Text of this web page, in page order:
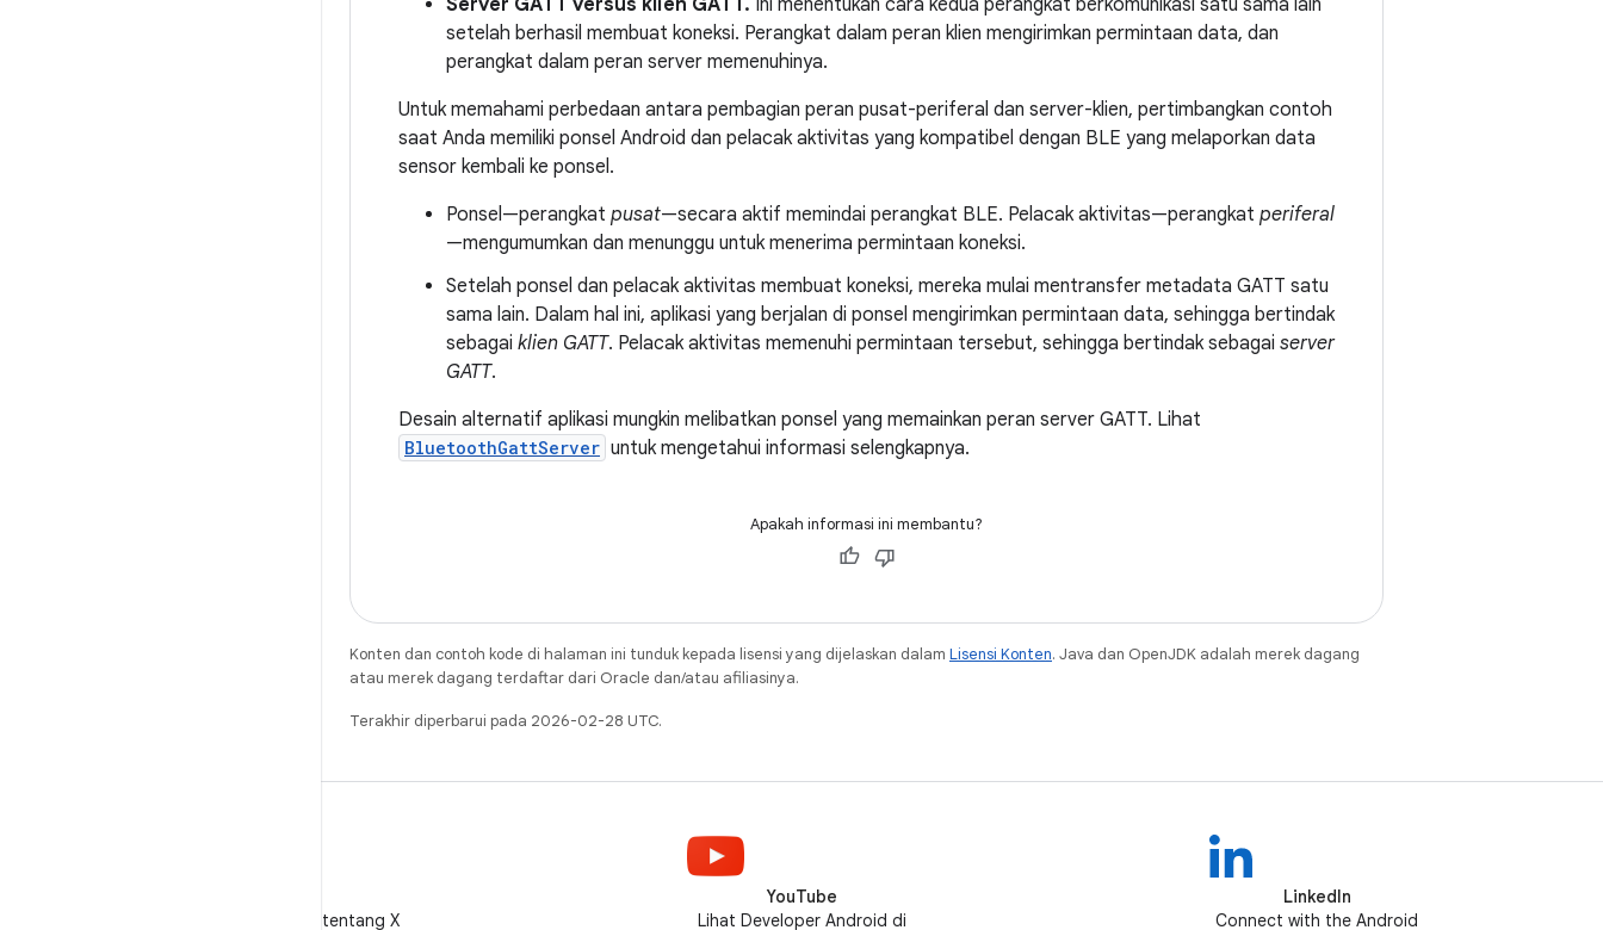
Server GATT versus klien GATT. Ini menentukan cara kedua perangkat berkomunikasi satu sama lain
setelah berhasil membuat koneksi. Perangkat dalam peran klien mengirimkan permintaan data, dan
perangkat dalam peran server memenuhinya.
Untuk memahami perbedaan antara pembagian peran pusat-periferal dan server-klien, pertimbangkan contoh
saat Anda memiliki ponsel Android dan pelacak aktivitas yang kompatibel dengan BLE yang melaporkan data
sensor kembali ke ponsel.
Ponsel—perangkat pusat—secara aktif memindai perangkat BLE. Pelacak aktivitas—perangkat periferal
—mengumumkan dan menunggu untuk menerima permintaan koneksi.
Setelah ponsel dan pelacak aktivitas membuat koneksi, mereka mulai mentransfer metadata GATT satu
sama lain. Dalam hal ini, aplikasi yang berjalan di ponsel mengirimkan permintaan data, sehingga bertindak
sebagai klien GATT. Pelacak aktivitas memenuhi permintaan tersebut, sehingga bertindak sebagai server
GATT.
Desain alternatif aplikasi mungkin melibatkan ponsel yang memainkan peran server GATT. Lihat
BluetoothGattServer untuk mengetahui informasi selengkapnya.
Apakah informasi ini membantu?
Konten dan contoh kode di halaman ini tunduk kepada lisensi yang dijelaskan dalam Lisensi Konten. Java dan OpenJDK adalah merek dagang
atau merek dagang terdaftar dari Oracle dan/atau afiliasinya.
Terakhir diperbarui pada 2026-02-28 UTC.
Ikuti @AndroidDev tentang X
YouTube
Lihat Developer Android di
LinkedIn
Connect with the Android